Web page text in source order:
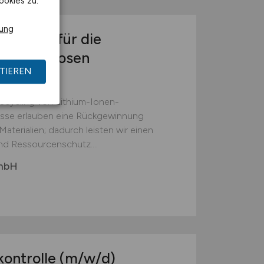
m/d)
für die
von Lithium-Ionen-
erlauben eine Rückgewinnung
dadurch leisten wir einen
Ressourcenschutz....
(m/w/d)